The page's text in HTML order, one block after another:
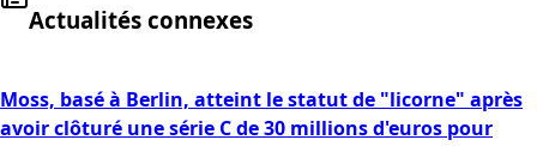
Actualités connexes
Moss, basé à Berlin, atteint le statut de "licorne" après
avoir clôturé une série C de 30 millions d'euros pour